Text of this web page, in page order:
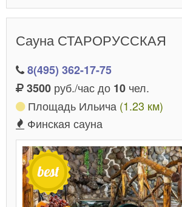
Сауна СТАРОРУССКАЯ
8(495) 362-17-75
3500 руб./час до 10 чел.
Площадь Ильича (1.23 км)
Финская сауна